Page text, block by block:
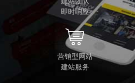
即时响应
营销型网站
建站服务